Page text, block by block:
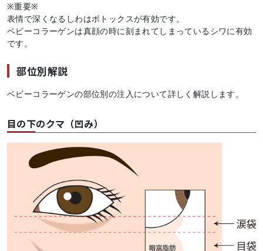
※重要※
表情で深くなるしわはボトックスが有効です。
ベビーコラーゲンは真顔の時に刻まれてしまっているシワに有効
です。
部位別解説
ベビーコラーゲンの部位別の注入について詳しく解説します。
目の下のクマ（凹み）